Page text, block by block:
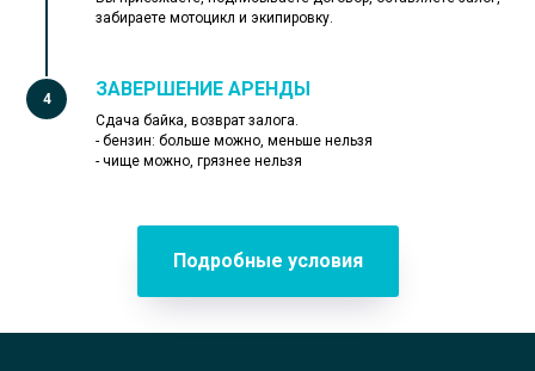
забираете мотоцикл и экипировку.
ЗАВЕРШЕНИЕ АРЕНДЫ
Сдача байка, возврат залога.
- бензин: больше можно, меньше нельзя
- чище можно, грязнее нельзя
Подробные условия